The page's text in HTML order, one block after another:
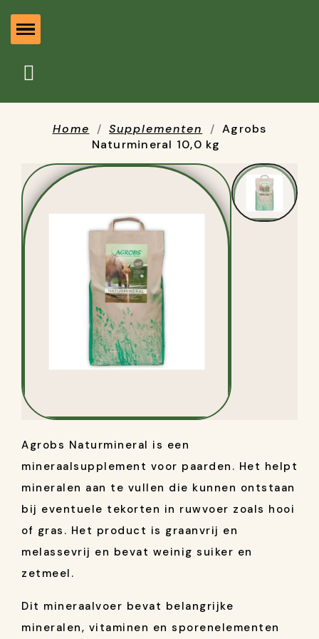
Home Supplementen
Agrobs
Naturmineral 10,0 kg
Agrobs Naturmineral is een
mineraalsupplement voor paarden. Het helpt
mineralen aan te vullen die kunnen ontstaan
bij eventuele tekorten in ruwvoer zoals hooi
of gras. Het product is graanvrij en
melassevrij en bevat weinig suiker en
zetmeel.
Dit mineraalvoer bevat belangrijke
mineralen, vitaminen en sporenelementen